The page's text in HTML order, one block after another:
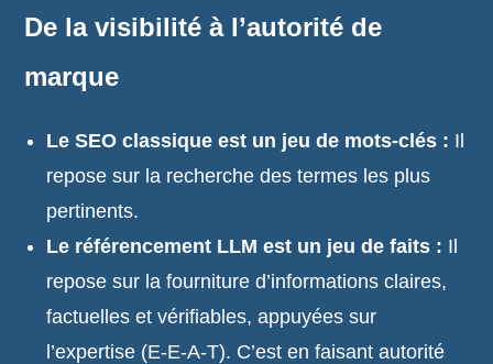
De la visibilité à l’autorité de
marque
Le SEO classique est un jeu de mots-clés : Il
repose sur la recherche des termes les plus
pertinents.
Le référencement LLM est un jeu de faits : Il
repose sur la fourniture d’informations claires,
factuelles et vérifiables, appuyées sur
l’expertise (E-E-A-T). C’est en faisant autorité